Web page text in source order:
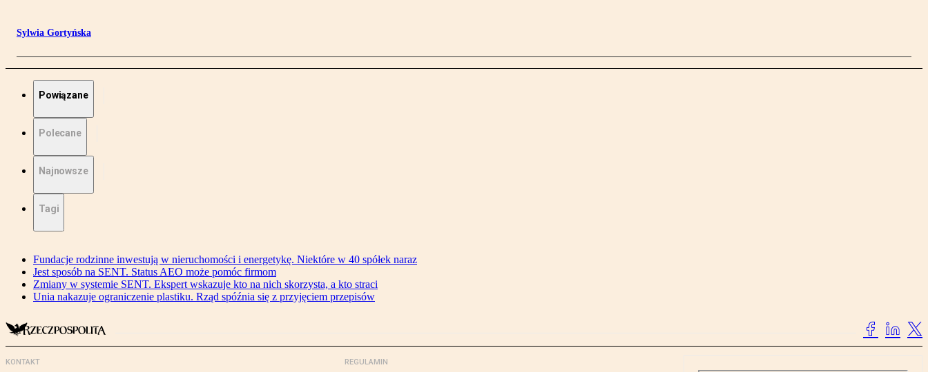
Sylwia Gortyńska
Powiązane
Polecane
Najnowsze
Tagi
Fundacje rodzinne inwestują w nieruchomości i energetykę. Niektóre w 40 spółek naraz
Jest sposób na SENT. Status AEO może pomóc firmom
Zmiany w systemie SENT. Ekspert wskazuje kto na nich skorzysta, a kto straci
Unia nakazuje ograniczenie plastiku. Rząd spóźnia się z przyjęciem przepisów
KONTAKT REGULAMIN